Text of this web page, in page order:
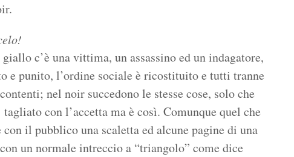
c’è una vittima, un assassino ed un indagatore,
e punito, l’ordine sociale è ricostituito e tutti tranne
nel noir succedono le stesse cose, solo che
con l’accetta ma è così. Comunque quel che
il pubblico una scaletta ed alcune pagine di una
un normale intreccio a “triangolo” come dice